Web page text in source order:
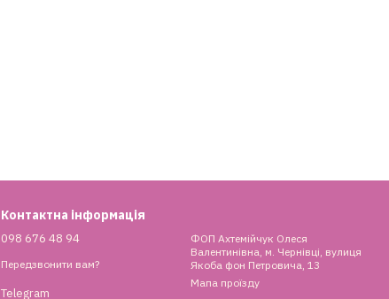
Контактна інформація
098 676 48 94
Передзвонити вам?
Telegram
ФОП Ахтемійчук Олеся
Валентинівна, м. Чернівці, вулиця
Якоба фон Петровича, 13
Мапа проїзду